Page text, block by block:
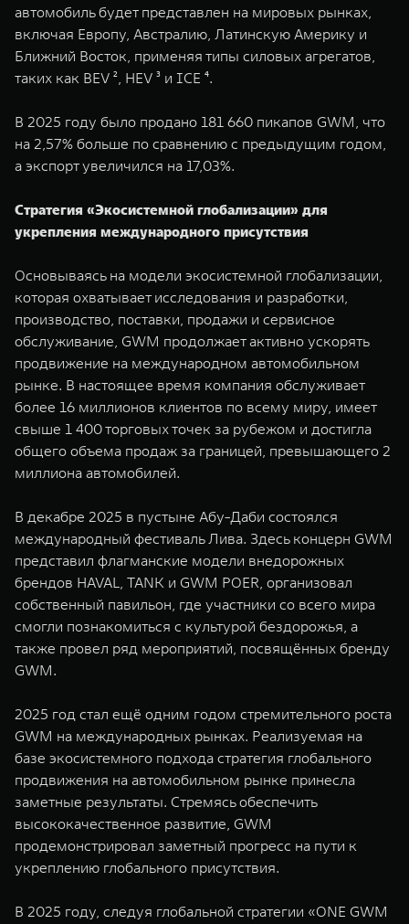
автомобиль будет представлен на мировых рынках,
включая Европу, Австралию, Латинскую Америку и
Ближний Восток, применяя типы силовых агрегатов,
таких как BEV ², HEV ³ и ICE ⁴.
В 2025 году было продано 181 660 пикапов GWM, что
на 2,57% больше по сравнению с предыдущим годом,
а экспорт увеличился на 17,03%.
Стратегия «Экосистемной глобализации» для
укрепления международного присутствия
Основываясь на модели экосистемной глобализации,
которая охватывает исследования и разработки,
производство, поставки, продажи и сервисное
обслуживание, GWM продолжает активно ускорять
продвижение на международном автомобильном
рынке. В настоящее время компания обслуживает
более 16 миллионов клиентов по всему миру, имеет
свыше 1 400 торговых точек за рубежом и достигла
общего объема продаж за границей, превышающего 2
миллиона автомобилей.
В декабре 2025 в пустыне Абу-Даби состоялся
международный фестиваль Лива. Здесь концерн GWM
представил флагманские модели внедорожных
брендов HAVAL, TANK и GWM POER, организовал
собственный павильон, где участники со всего мира
смогли познакомиться с культурой бездорожья, а
также провел ряд мероприятий, посвящённых бренду
GWM.
2025 год стал ещё одним годом стремительного роста
GWM на международных рынках. Реализуемая на
базе экосистемного подхода стратегия глобального
продвижения на автомобильном рынке принесла
заметные результаты. Стремясь обеспечить
высококачественное развитие, GWM
продемонстрировал заметный прогресс на пути к
укреплению глобального присутствия.
В 2025 году, следуя глобальной стратегии «ONE GWM